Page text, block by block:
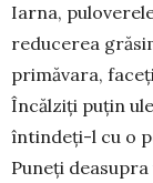
Iarna,
redu­ce­rea
pri­mă­vara,
Încălziți puțin
în­tindeți-l cu o
Puneți